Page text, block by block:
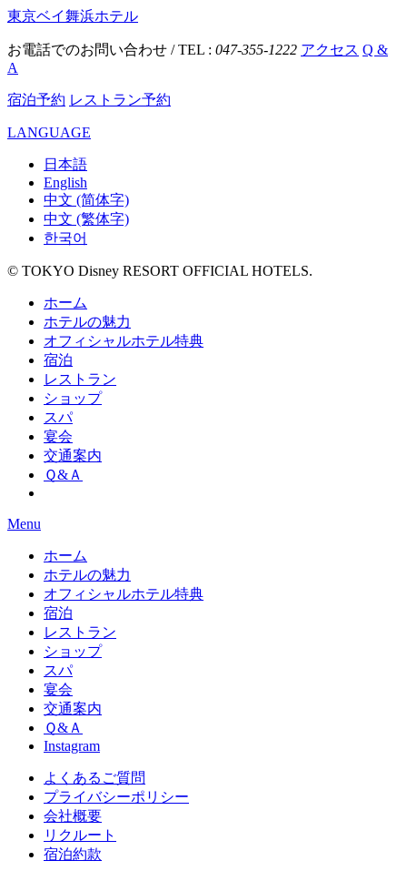
東京ベイ舞浜ホテル
お電話でのお問い合わせ / TEL : 047-355-1222 アクセス Q &
A
宿泊予約 レストラン予約
LANGUAGE
日本語
English
中文 (简体字)
中文 (繁体字)
한국어
© TOKYO Disney RESORT OFFICIAL HOTELS.
ホーム
ホテルの魅力
オフィシャルホテル特典
宿泊
レストラン
ショップ
スパ
宴会
交通案内
Ｑ&Ａ
Menu
ホーム
ホテルの魅力
オフィシャルホテル特典
宿泊
レストラン
ショップ
スパ
宴会
交通案内
Ｑ&Ａ
Instagram
よくあるご質問
プライバシーポリシー
会社概要
リクルート
宿泊約款